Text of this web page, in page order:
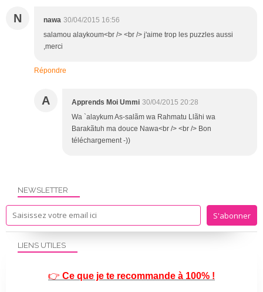
N nawa 30/04/2015 16:56
salamou alaykoum<br /> <br /> j'aime trop les puzzles aussi
,merci
Répondre
A Apprends Moi Ummi 30/04/2015 20:28
Wa `alaykum As-salãm wa Rahmatu Llãhi wa
Barakãtuh ma douce Nawa<br /> <br /> Bon
téléchargement -))
NEWSLETTER
LIENS UTILES
👉 Ce que je te recommande à 100% !